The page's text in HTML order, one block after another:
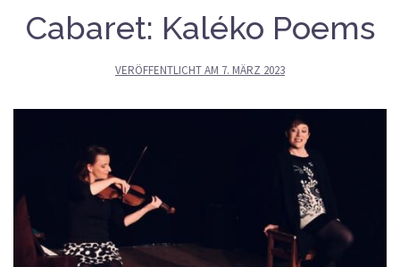
Cabaret: Kaléko Poems
VERÖFFENTLICHT AM 7. MÄRZ 2023